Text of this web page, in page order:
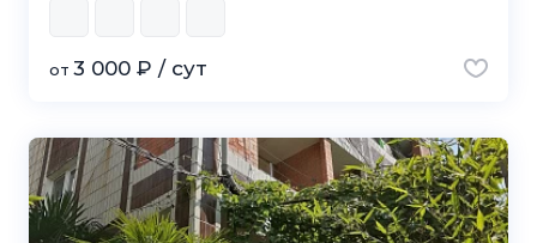
от 3 000 ₽ / сут